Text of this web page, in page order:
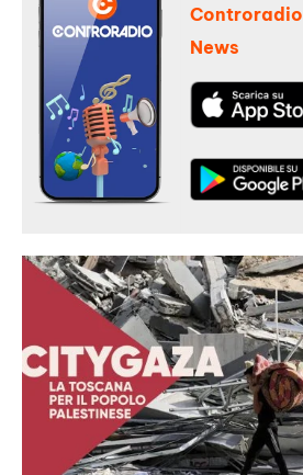
Controradio
News